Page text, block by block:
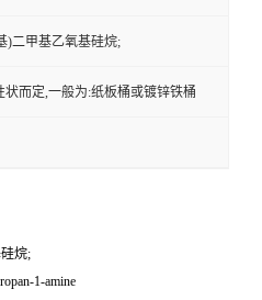
)二甲基乙氧基硅烷;
状而定,一般为:纸板桶或镀锌铁桶
烷;
1-amine